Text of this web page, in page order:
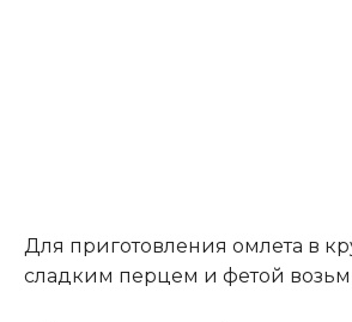
Для приготовления омлета в
сладким перцем и фетой